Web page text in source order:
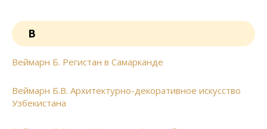
В
Веймарн Б. Регистан в Самарканде
Веймарн Б.В. Архитектурно-декоративное искусство
Узбекистана